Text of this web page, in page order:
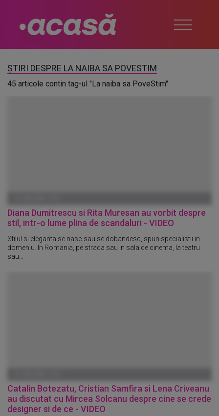
ȘTIRI DESPRE LA NAIBA SA POVESTIM
45 articole contin tag-ul "La naiba sa PoveStim"
Diana Dumitrescu si Rita Muresan au vorbit despre
stil, intr-o lume plina de scandaluri - VIDEO
Stilul si eleganta se nasc sau se dobandesc, spun specialistii in
domeniu. In Romania, pe strada sau in sala de cinema, la teatru
sau...
Catalin Botezatu, Cristian Samfira si Lena Criveanu
au discutat cu Mircea Solcanu despre cine se crede
designer si de ce - VIDEO